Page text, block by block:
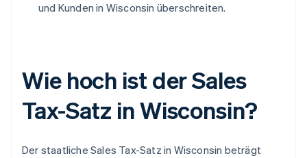
und Kunden in Wisconsin überschreiten.
Wie hoch ist der Sales
Tax-Satz in Wisconsin?
Der staatliche Sales Tax-Satz in Wisconsin beträgt